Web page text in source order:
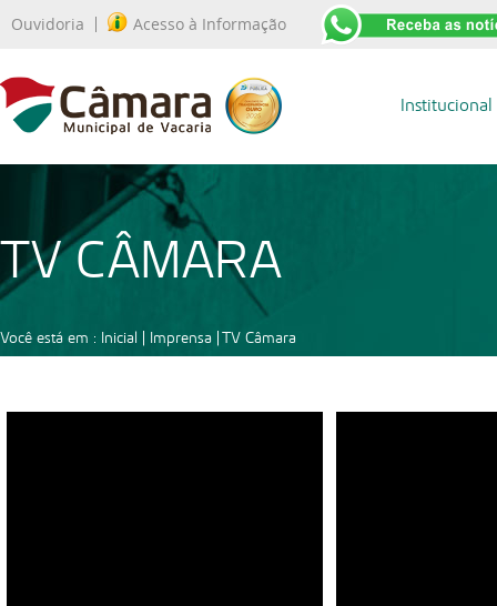
Ouvidoria Acesso à Informação
Institucional
TV CÂMARA
Você está em : Inicial | Imprensa | TV Câmara